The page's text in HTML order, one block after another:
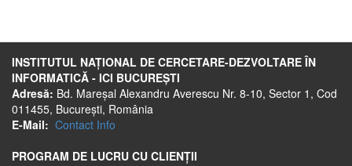
INSTITUTUL NAȚIONAL DE CERCETARE-DEZVOLTARE ÎN
INFORMATICĂ - ICI BUCUREȘTI
Adresă: Bd. Mareșal Alexandru Averescu Nr. 8-10, Sector 1, Cod
011455, București, România
E-Mail: Contact Info
PROGRAM DE LUCRU CU CLIENȚII